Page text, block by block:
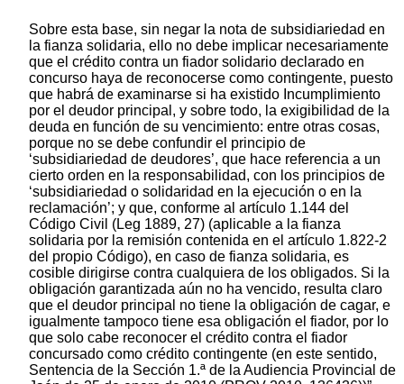
Sobre esta base, sin negar la nota de subsidiariedad en
la fianza solidaria, ello no debe implicar necesariamente
que el crédito contra un fiador solidario declarado en
concurso haya de reconocerse como contingente, puesto
que habrá de examinarse si ha existido Incumplimiento
por el deudor principal, y sobre todo, la exigibilidad de la
deuda en función de su vencimiento: entre otras cosas,
porque no se debe confundir el principio de
‘subsidiariedad de deudores’, que hace referencia a un
cierto orden en la responsabilidad, con los principios de
‘subsidiariedad o solidaridad en la ejecución o en la
reclamación’; y que, conforme al artículo 1.144 del
Código Civil (Leg 1889, 27) (aplicable a la fianza
solidaria por la remisión contenida en el artículo 1.822-2
del propio Código), en caso de fianza solidaria, es
cosible dirigirse contra cualquiera de los obligados. Si la
obligación garantizada aún no ha vencido, resulta claro
que el deudor principal no tiene la obligación de cagar, e
igualmente tampoco tiene esa obligación el fiador, por lo
que solo cabe reconocer el crédito contra el fiador
concursado como crédito contingente (en este sentido,
Sentencia de la Sección 1.ª de la Audiencia Provincial de